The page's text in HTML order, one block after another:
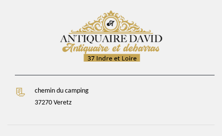
chemin du camping
37270 Veretz